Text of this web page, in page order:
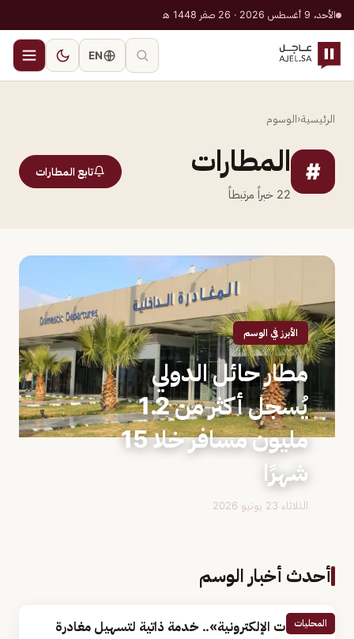
الأحد، 9 أغسطس 2026 · 26 صفر 1448 هـ
EN
الرئيسية‹الوسوم
# المطارات
22 خبراً مرتبطاً
تابع المطارات
الأبرز في الوسم
مطار حائل الدولي
يُسجل أكثر من 1.2
مليون مسافر خلا 15
شهرًا
الثلاثاء 23 يونيو 2026
أحدث أخبار الوسم
المحليات
«البوابات الإلكترونية».. خدمة ذاتية لتسهيل مغادرة